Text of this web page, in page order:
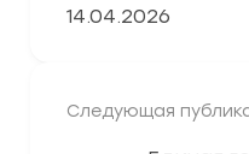
14.04.2026
Следующая